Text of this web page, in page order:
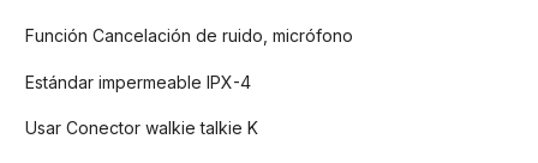
Función Cancelación de ruido, micrófono
Estándar impermeable IPX-4
Usar Conector walkie talkie K